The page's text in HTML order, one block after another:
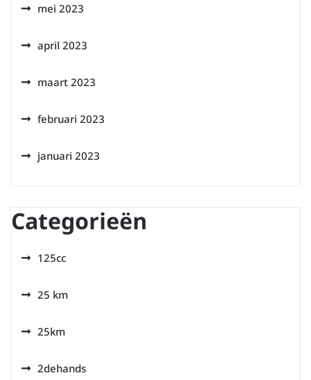
mei 2023
april 2023
maart 2023
februari 2023
januari 2023
Categorieën
125cc
25 km
25km
2dehands